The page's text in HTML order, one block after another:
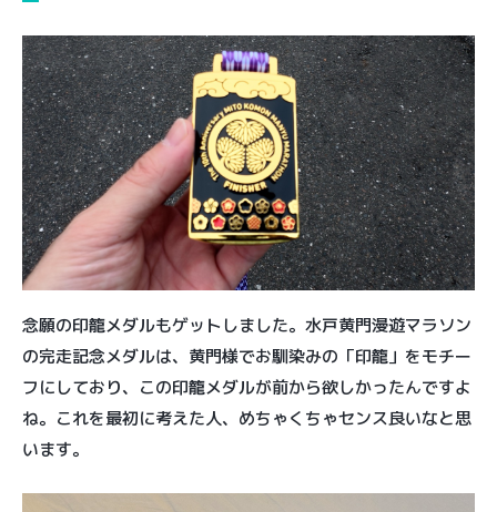
念願の印籠メダルもゲットしました。水戸黄門漫遊マラソン
の完走記念メダルは、黄門様でお馴染みの「印籠」をモチー
フにしており、この印籠メダルが前から欲しかったんですよ
ね。これを最初に考えた人、めちゃくちゃセンス良いなと思
います。